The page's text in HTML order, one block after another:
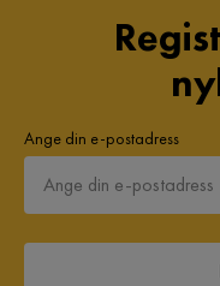
Ange din e-postadress